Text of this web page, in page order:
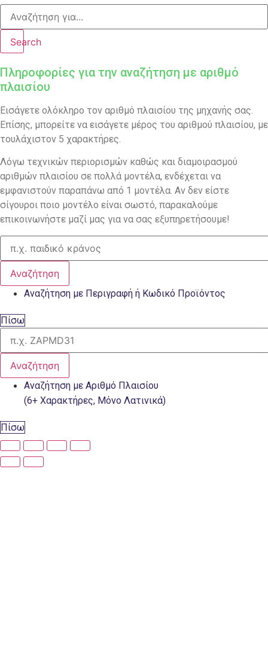
Search
Πληροφορίες για την αναζήτηση με αριθμό
πλαισίου
Εισάγετε ολόκληρο τον αριθμό πλαισίου της μηχανής σας.
Επίσης, μπορείτε να εισάγετε μέρος του αριθμού πλαισίου, με
τουλάχιστον 5 χαρακτήρες.
Λόγω τεχνικών περιορισμών καθώς και διαμοιρασμού
αριθμών πλαισίου σε πολλά μοντέλα, ενδέχεται να
εμφανιστούν παραπάνω από 1 μοντέλα. Αν δεν είστε
σίγουροι ποιο μοντέλο είναι σωστό, παρακαλούμε
επικοινωνήστε μαζί μας για να σας εξυπηρετήσουμε!
Αναζήτηση
Αναζήτηση με Περιγραφή ή Κωδικό Προϊόντος
Πίσω
Αναζήτηση
Αναζήτηση με Αριθμό Πλαισίου
(6+ Χαρακτήρες, Μόνο Λατινικά)
Πίσω